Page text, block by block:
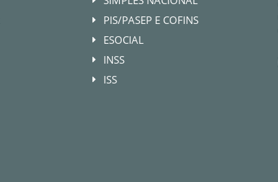
E PIS/PASEP E COFINS
E ESOCIAL
E INSS
E ISS